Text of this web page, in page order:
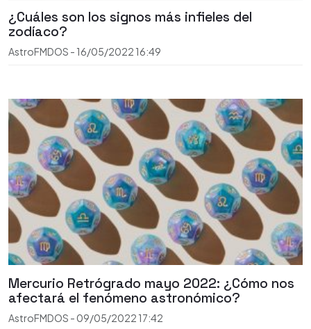
¿Cuáles son los signos más infieles del
zodíaco?
AstroFMDOS - 16/05/2022 16:49
Mercurio Retrógrado mayo 2022: ¿Cómo nos
afectará el fenómeno astronómico?
AstroFMDOS - 09/05/2022 17:42